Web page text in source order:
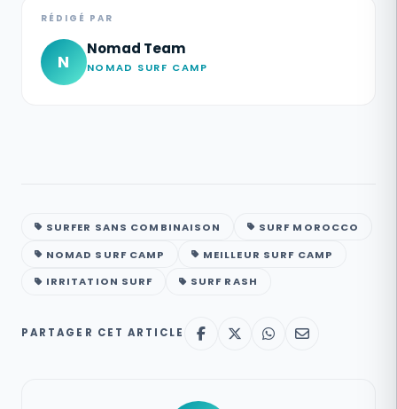
RÉDIGÉ PAR
N
Nomad Team
NOMAD SURF CAMP
SURFER SANS COMBINAISON
SURF MOROCCO
NOMAD SURF CAMP
MEILLEUR SURF CAMP
IRRITATION SURF
SURF RASH
PARTAGER CET ARTICLE